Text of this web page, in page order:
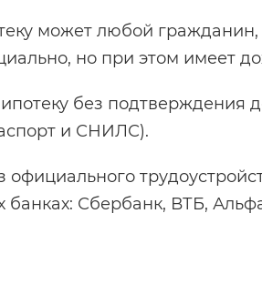
может любой гражданин,
но при этом имеет
без подтверждения
и СНИЛС).
официального
банках: Сбербанк, ВТБ,